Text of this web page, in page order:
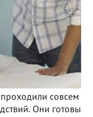
проходили совсем
Они готовы